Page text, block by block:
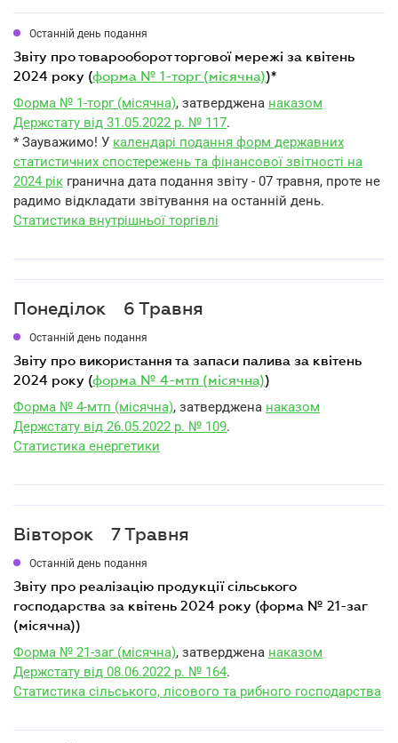
Останній день подання
звіту про товарооборот торгової мережі за квітень
2024 року (форма № 1-торг (місячна))*
Форма № 1-торг (місячна), затверджена наказом
Держстату від 31.05.2022 р. № 117.
* Зауважимо! У календарі подання форм державних
статистичних спостережень та фінансової звітності на
2024 рік гранична дата подання звіту - 07 травня, проте не
радимо відкладати звітування на останній день.
Статистика внутрішньої торгівлі
Понеділок 6 Травня
Останній день подання
звіту про використання та запаси палива за квітень
2024 року (форма № 4-мтп (місячна))
Форма № 4-мтп (місячна), затверджена наказом
Держстату від 26.05.2022 р. № 109.
Статистика енергетики
Вівторок 7 Травня
Останній день подання
звіту про реалізацію продукції сільського
господарства за квітень 2024 року (форма № 21-заг
(місячна))
Форма № 21-заг (місячна), затверджена наказом
Держстату від 08.06.2022 р. № 164.
Статистика сільського, лісового та рибного господарства